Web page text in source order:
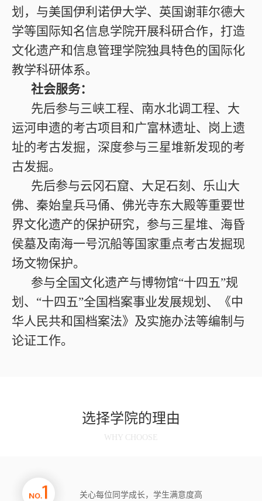
划，与美国伊利诺伊大学、英国谢菲尔德大
学等国际知名信息学院开展科研合作，打造
文化遗产和信息管理学院独具特色的国际化
教学科研体系。
社会服务：
先后参与三峡工程、南水北调工程、大
运河申遗的考古项目和广富林遗址、岗上遗
址的考古发掘，深度参与三星堆新发现的考
古发掘。
先后参与云冈石窟、大足石刻、乐山大
佛、秦始皇兵马俑、佛光寺东大殿等重要世
界文化遗产的保护研究，参与三星堆、海昏
侯墓及南海一号沉船等国家重点考古发掘现
场文物保护。
参与全国文化遗产与博物馆“十四五”规
划、“十四五”全国档案事业发展规划、《中
华人民共和国档案法》及实施办法等编制与
论证工作。
选择学院的理由
WHY CHOOSE
关心每位同学成长，学生满意度高